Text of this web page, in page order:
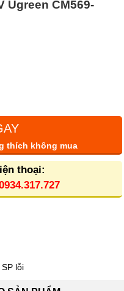
Ugreen CM569-
thích không mua
thoại:
lỗi